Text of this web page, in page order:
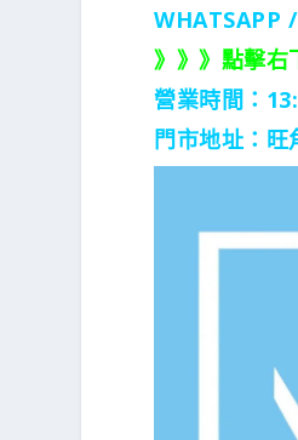
WHATSAPP
》》》點擊右
營業時間：
門市地址： 旺